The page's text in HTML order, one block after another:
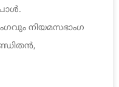
നിയമസഭാംഗ